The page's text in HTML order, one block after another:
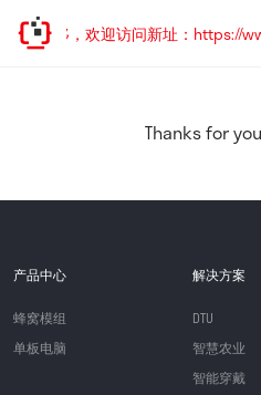
址已迁移，欢迎访问新址：https://
Thanks for
产品中心
蜂窝模组
单板电脑
解决方案
DTU
智慧农业
智能穿戴